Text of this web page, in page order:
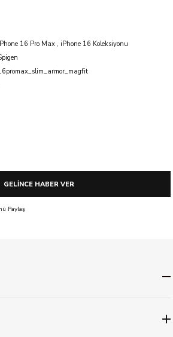
16 Pro Max , iPhone 16 Koleksiyonu
GELİNCE HABER VER
Paylaş